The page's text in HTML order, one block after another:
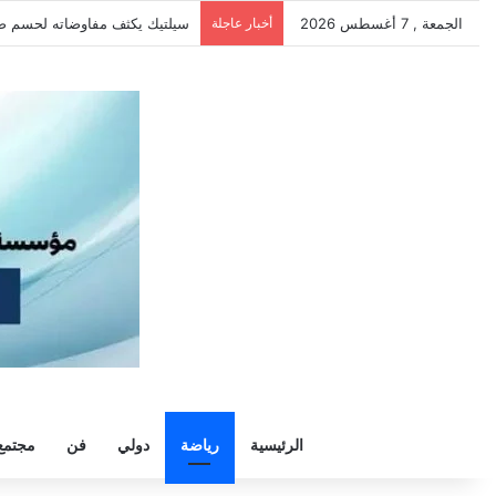
الجمعة , 7 أغسطس 2026 أخبار عاجلة الزمالك يرفض رحيل خوان بيزيرا
الرئيسية رياضة دولي فن